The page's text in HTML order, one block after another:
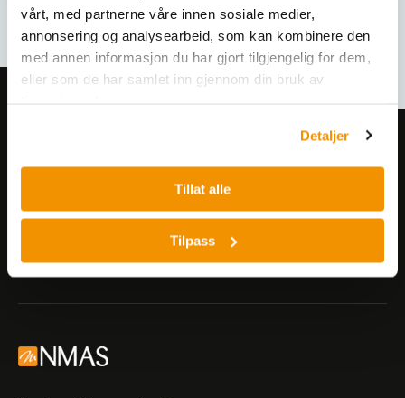
vårt, med partnerne våre innen sosiale medier,
annonsering og analysearbeid, som kan kombinere den
med annen informasjon du har gjort tilgjengelig for dem,
eller som de har samlet inn gjennom din bruk av
Detaljer
Tillat alle
Tilpass
Få informasjon om produkter,
arrangementer og kampanjer.
Meld på nyhetsbrev